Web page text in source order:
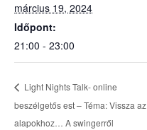
március 19, 2024
Időpont:
21:00 - 23:00
Light Nights Talk- online
beszélgetős est – Téma: Vissza az
alapokhoz… A swingerről